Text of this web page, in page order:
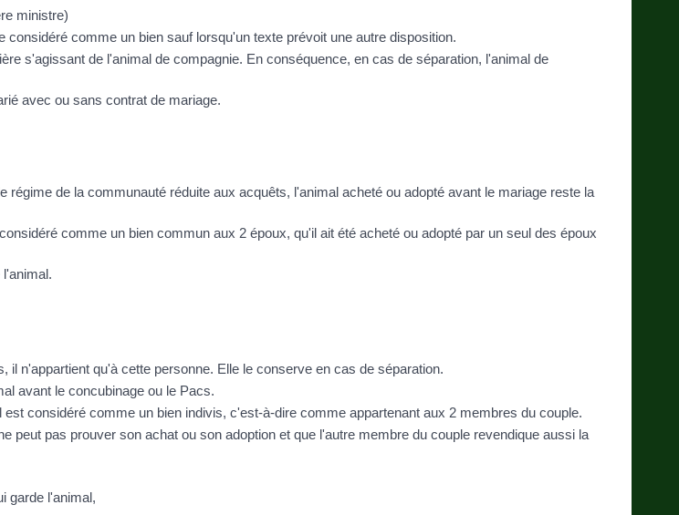
ministre)
considéré comme un bien sauf lorsqu'un texte prévoit une autre disposition.
s'agissant de l'animal de compagnie. En conséquence, en cas de séparation, l'animal de
avec ou sans contrat de mariage.
régime de la communauté réduite aux acquêts, l'animal acheté ou adopté avant le mariage reste la
comme un bien commun aux 2 époux, qu'il ait été acheté ou adopté par un seul des époux
n'appartient qu'à cette personne. Elle le conserve en cas de séparation.
avant le concubinage ou le Pacs.
est considéré comme un bien indivis, c'est-à-dire comme appartenant aux 2 membres du couple.
peut pas prouver son achat ou son adoption et que l'autre membre du couple revendique aussi la
garde l'animal,